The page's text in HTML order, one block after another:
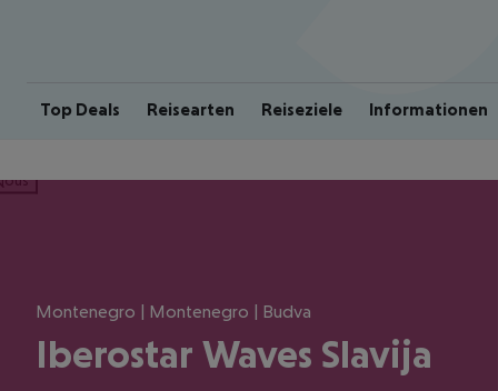
Top Deals Reisearten Reiseziele Informationen
Montenegro | Montenegro | Budva
Iberostar Waves Slavija